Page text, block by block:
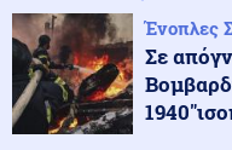
Μέση Ανατολή
Το Ιράν
απόλυτη
Κοινωνία
Ένοπλες
Σε